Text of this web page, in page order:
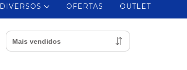
DIVERSOS OFERTAS OUTLET